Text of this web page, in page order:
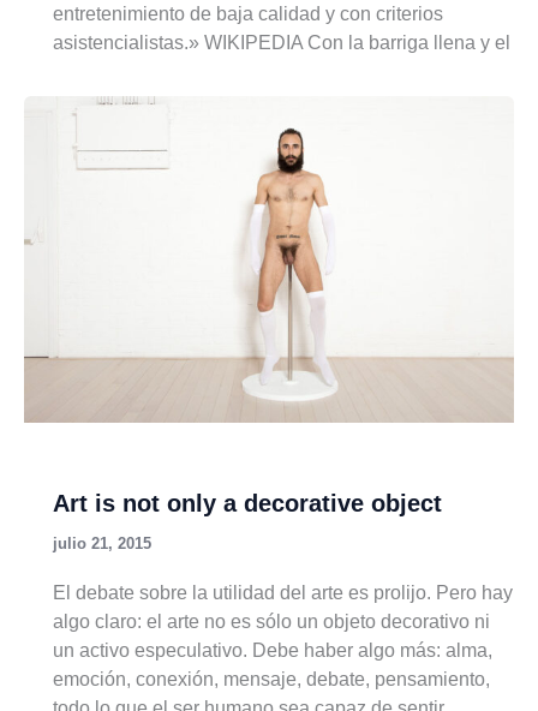
entretenimiento de baja calidad y con criterios
asistencialistas.» WIKIPEDIA Con la barriga llena y el
Art is not only a decorative object
julio 21, 2015
El debate sobre la utilidad del arte es prolijo. Pero hay
algo claro: el arte no es sólo un objeto decorativo ni
un activo especulativo. Debe haber algo más: alma,
emoción, conexión, mensaje, debate, pensamiento,